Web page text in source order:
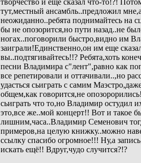
творчество и еще сказал что-то!?!
тут,местный ансамбль..предложил
неожиданно..ребята поднимайтесь на
бы не опозорится,но пути назад..не
ногах..поговорили быстро,видно им
заиграли!Единственно,он им еще
вы..подтягивайтесь!!? Ребята,хоть
песни Владимира с"лент",равно как
все репетировали и оттачивали..,но
удасться сьиграть с самим
общем,как говорится,не
сьиграть что то,но Владимир остудил
это,все же..мой концерт!! Вот и такое
лишним,часа..Владимир Семенович
примеров,на целую книжку..можно
ссылку спасибо огромное!!! Ну,а
искать ещё!! Вдруг,чудо случится?!?